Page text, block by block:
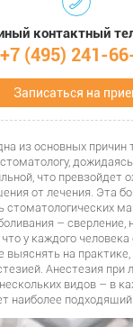
контактный
+7 (495) 241-
Записаться на
из основных причин
что
от лечения. Эта
стоматологических
–
у каждого
выяснять на
Анестезия при
видов – в
наиболее